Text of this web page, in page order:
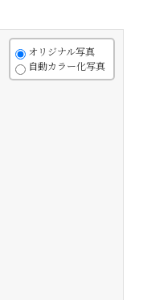
オリジナル写真
自動カラー化写真